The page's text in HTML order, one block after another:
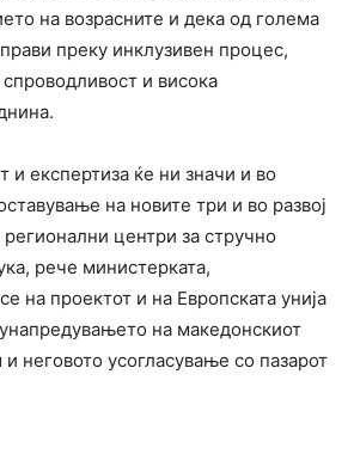
на возрасните и дека од голема
преку инклузивен процес,
и висока
и експертиза ќе ни значи и во
на новите три и во развој
регионални центри за стручно
рече министерката,
на проектот и на Европската унија
на македонскиот
неговото усогласување со пазарот